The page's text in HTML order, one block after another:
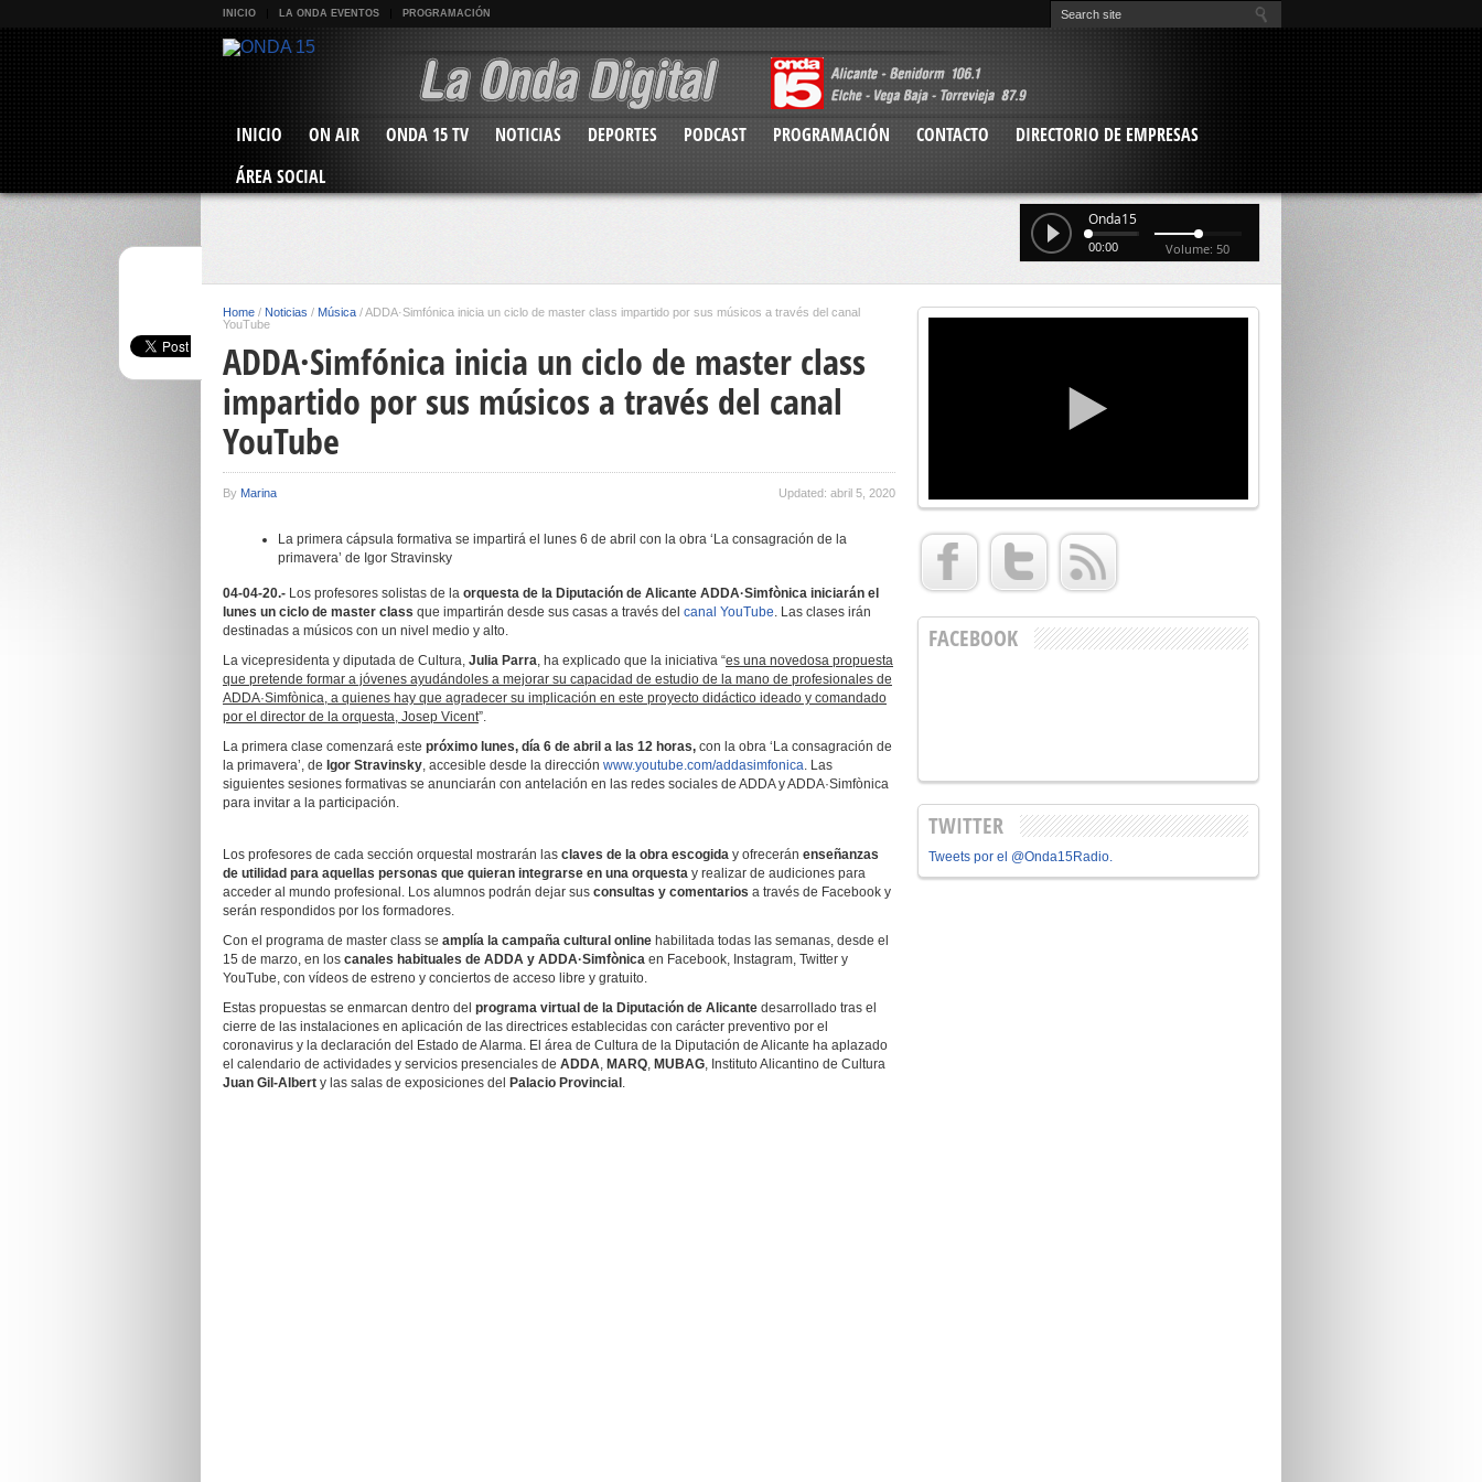
INICIO LA ONDA EVENTOS PROGRAMACIÓN
INICIO ON AIR ONDA 15 TV NOTICIAS DEPORTES PODCAST PROGRAMACIÓN CONTACTO
DIRECTORIO DE EMPRESAS
ÁREA SOCIAL
Onda15
00:00 Volume: 50
Home / Noticias / Música /ADDA·Simfónica inicia un ciclo de master class impartido por sus músicos a través del canal
YouTube
ADDA·Simfónica inicia un ciclo de master class
impartido por sus músicos a través del canal
YouTube
By Marina Updated: abril 5, 2020
La primera cápsula formativa se impartirá el lunes 6 de abril con la obra ‘La consagración de la
primavera’ de Igor Stravinsky
04-04-20.- Los profesores solistas de la orquesta de la Diputación de Alicante ADDA·Simfònica iniciarán el
lunes un ciclo de master class que impartirán desde sus casas a través del canal YouTube. Las clases irán
destinadas a músicos con un nivel medio y alto.
La vicepresidenta y diputada de Cultura, Julia Parra, ha explicado que la iniciativa “es una novedosa propuesta
que pretende formar a jóvenes ayudándoles a mejorar su capacidad de estudio de la mano de profesionales de
ADDA·Simfònica, a quienes hay que agradecer su implicación en este proyecto didáctico ideado y comandado
por el director de la orquesta, Josep Vicent”.
La primera clase comenzará este próximo lunes, día 6 de abril a las 12 horas, con la obra ‘La consagración de
la primavera’, de Igor Stravinsky, accesible desde la dirección www.youtube.com/addasimfonica. Las
siguientes sesiones formativas se anunciarán con antelación en las redes sociales de ADDA y ADDA·Simfònica
para invitar a la participación.
Los profesores de cada sección orquestal mostrarán las claves de la obra escogida y ofrecerán enseñanzas
de utilidad para aquellas personas que quieran integrarse en una orquesta y realizar de audiciones para
acceder al mundo profesional. Los alumnos podrán dejar sus consultas y comentarios a través de Facebook y
serán respondidos por los formadores.
Con el programa de master class se amplía la campaña cultural online habilitada todas las semanas, desde el
15 de marzo, en los canales habituales de ADDA y ADDA·Simfònica en Facebook, Instagram, Twitter y
YouTube, con vídeos de estreno y conciertos de acceso libre y gratuito.
Estas propuestas se enmarcan dentro del programa virtual de la Diputación de Alicante desarrollado tras el
cierre de las instalaciones en aplicación de las directrices establecidas con carácter preventivo por el
coronavirus y la declaración del Estado de Alarma. El área de Cultura de la Diputación de Alicante ha aplazado
el calendario de actividades y servicios presenciales de ADDA, MARQ, MUBAG, Instituto Alicantino de Cultura
Juan Gil-Albert y las salas de exposiciones del Palacio Provincial .
FACEBOOK
TWITTER
Tweets por el @Onda15Radio.